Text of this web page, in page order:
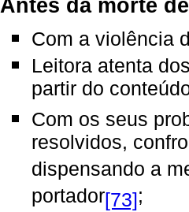
Antes da morte
Com a violência
Leitora atenta
partir do
Com os seus
resolvidos,
dispensando a
portador[73];